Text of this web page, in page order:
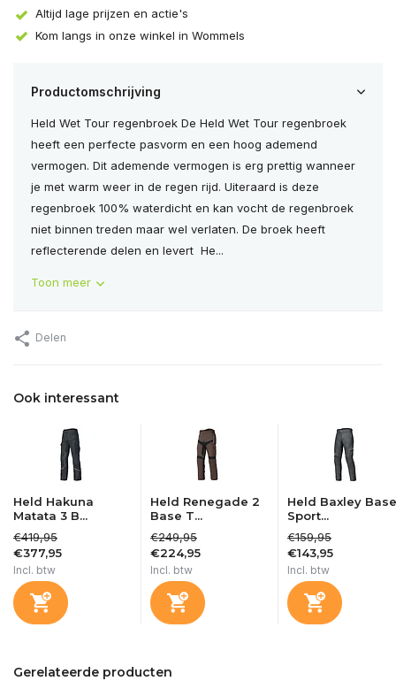
Altijd lage prijzen en actie's
Kom langs in onze winkel in Wommels
Productomschrijving
Held Wet Tour regenbroek De Held Wet Tour regenbroek
heeft een perfecte pasvorm en een hoog ademend
vermogen. Dit ademende vermogen is erg prettig wanneer
je met warm weer in de regen rijd. Uiteraard is deze
regenbroek 100% waterdicht en kan vocht de regenbroek
niet binnen treden maar wel verlaten. De broek heeft
reflecterende delen en levert He...
Toon meer
Delen
Ook interessant
Held Hakuna
Matata 3 B...
€419,95
€377,95
Incl. btw
Held Renegade 2
Base T...
€249,95
€224,95
Incl. btw
Held Baxley Base
Sport...
€159,95
€143,95
Incl. btw
Gerelateerde producten